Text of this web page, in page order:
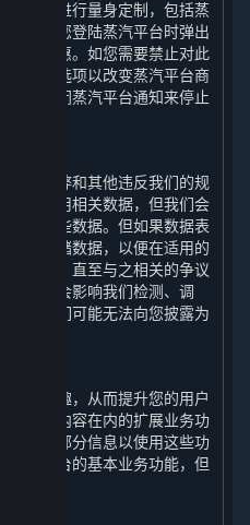
性需求进行量身定制，包括蒸
务以及您登陆蒸汽平台时弹出
议和优惠。如您需要禁止对此
特定筛选项以改变蒸汽平台商
通过关闭蒸汽平台通知来停止
诈、作弊和其他违反我们的规
集和使用相关数据，但我们会
存储这些数据。但如果数据表
一步存储数据，以便在适用的
行抗辩，直至与之相关的争议
类信息会影响我们检测、调
，则我们可能无法向您披露为
捷和乐趣，从而提升您的用户
下所列内容在内的扩展业务功
用您的部分信息以使用这些功
使用平台的基本业务功能，但